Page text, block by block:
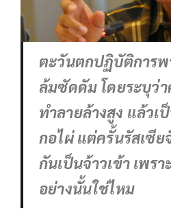
ตะวันตกปฏิบัติการพ
ล้มซัดดัม โดยระบุว่
ทำลายล้างสูง แล้วเ
กอไผ่ แต่ครั้นรัสเซีย
กันเป็นจ้าวเข้า เพร
อย่างนั้นใช่ไหม